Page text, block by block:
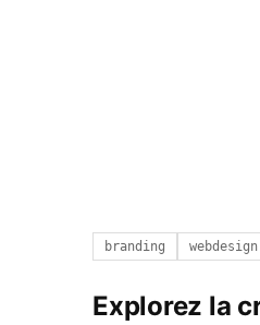
branding webdesign
Explorez la